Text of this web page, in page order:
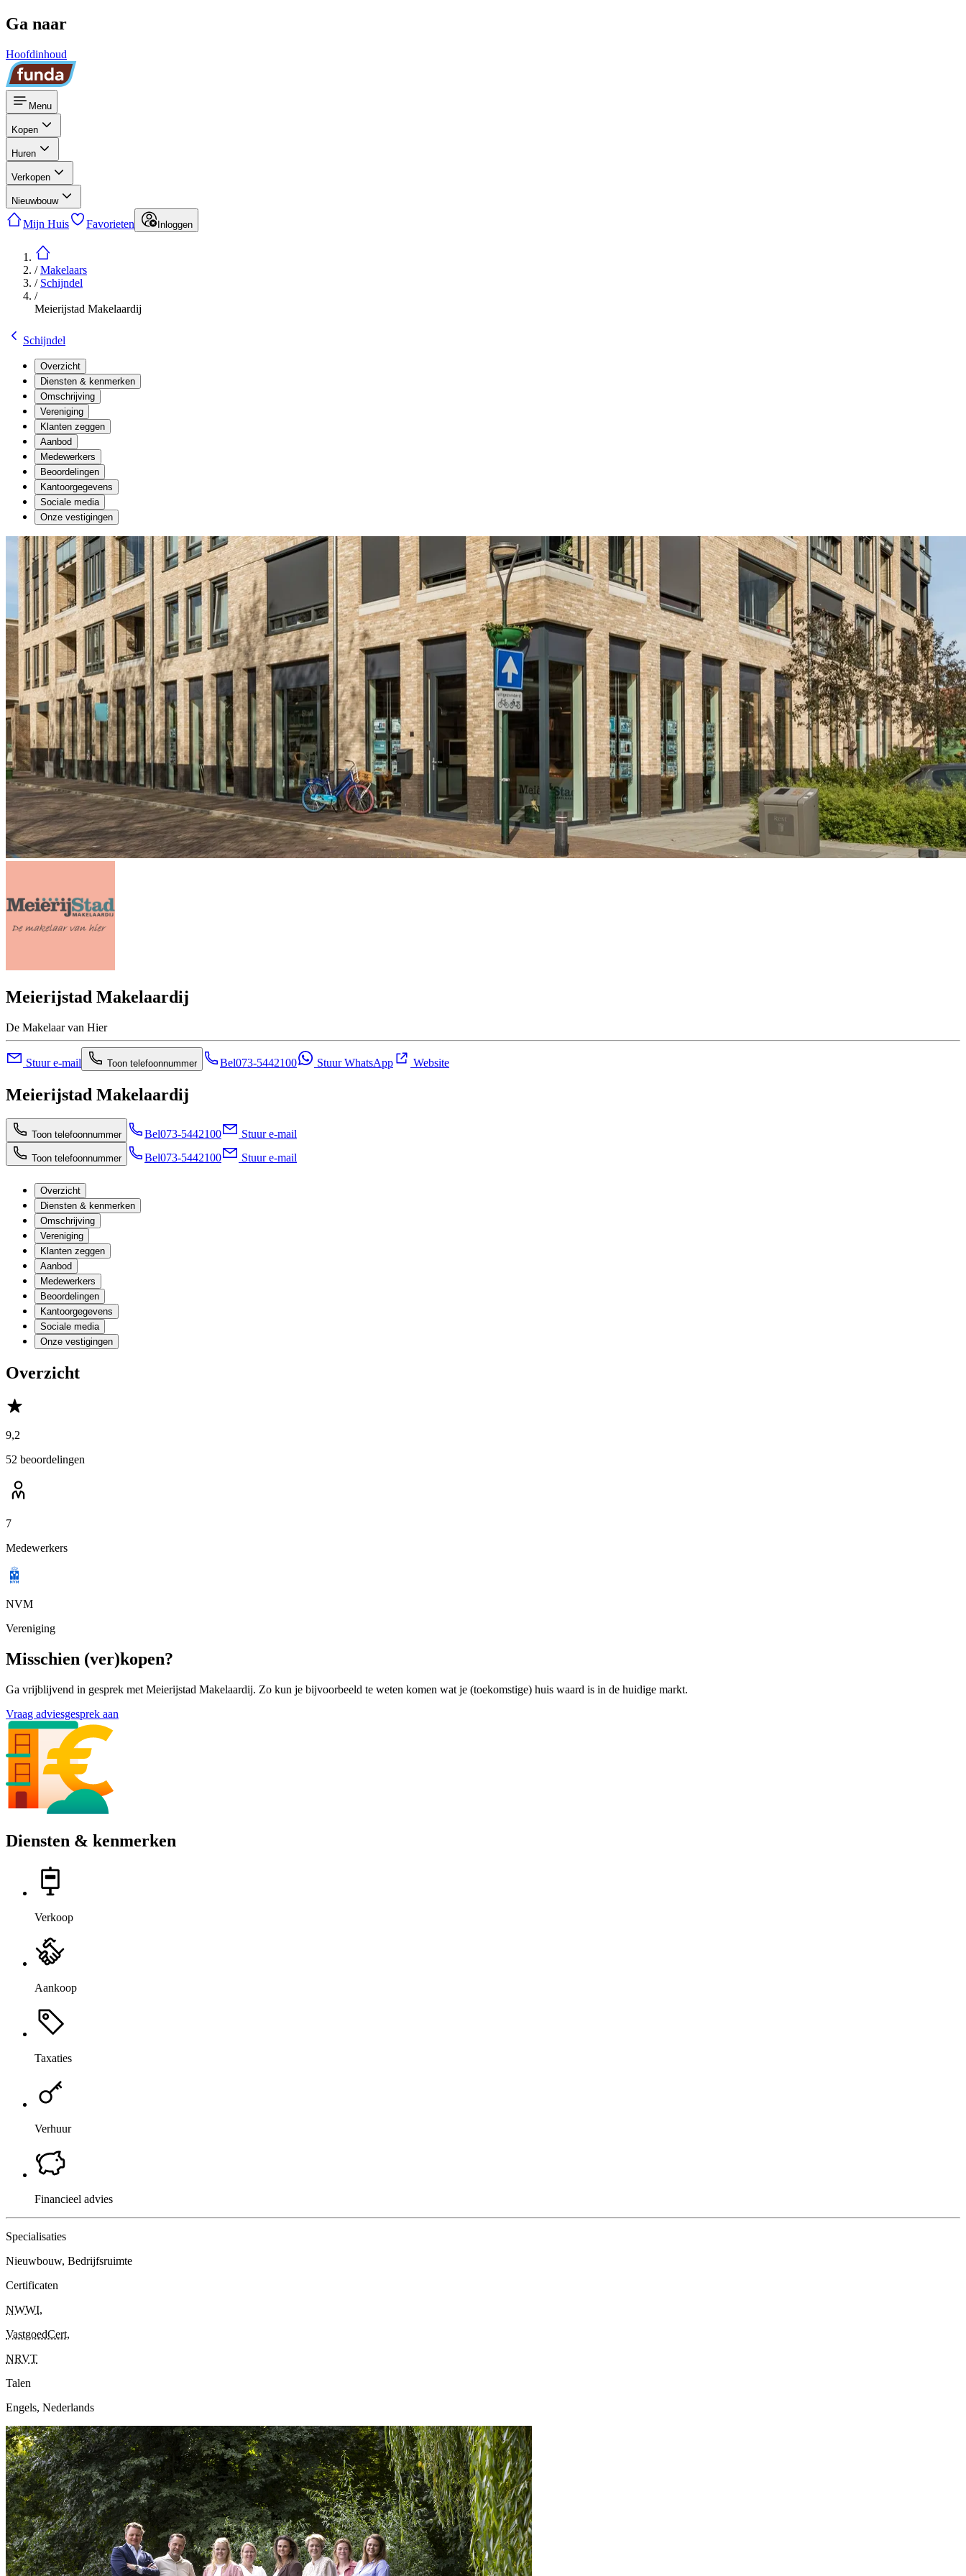
Ga naar
Hoofdinhoud
Menu
Kopen
Huren
Verkopen
Nieuwbouw
Mijn Huis Favorieten Inloggen
/Makelaars
/ Schijndel
/
Meierijstad Makelaardij
Schijndel
Overzicht
Diensten & kenmerken
Omschrijving
Vereniging
Klanten zeggen
Aanbod
Medewerkers
Beoordelingen
Kantoorgegevens
Sociale media
Onze vestigingen
Meierijstad Makelaardij
De Makelaar van Hier
Stuur e-mail Toon telefoonnummer Bel073-5442100 Stuur WhatsApp Website
Meierijstad Makelaardij
Toon telefoonnummer Bel073-5442100 Stuur e-mail
Toon telefoonnummer Bel073-5442100 Stuur e-mail
Overzicht
Diensten & kenmerken
Omschrijving
Vereniging
Klanten zeggen
Aanbod
Medewerkers
Beoordelingen
Kantoorgegevens
Sociale media
Onze vestigingen
Overzicht
9,2
52 beoordelingen
7
Medewerkers
NVM
Vereniging
Misschien (ver)kopen?
Ga vrijblijvend in gesprek met Meierijstad Makelaardij. Zo kun je bijvoorbeeld te weten komen wat je (toekomstige) huis waard is in de huidige markt.
Vraag adviesgesprek aan
Diensten & kenmerken
Verkoop
Aankoop
Taxaties
Verhuur
Financieel advies
Specialisaties
Nieuwbouw, Bedrijfsruimte
Certificaten
NWWI,
VastgoedCert,
NRVT
Talen
Engels, Nederlands